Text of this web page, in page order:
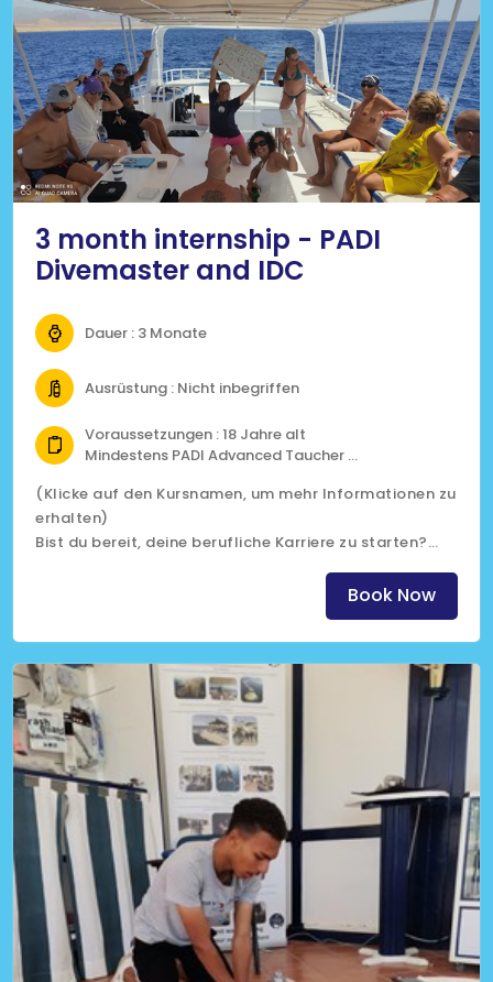
3 month internship - PADI
Divemaster and IDC
Dauer : 3 Monate
Ausrüstung : Nicht inbegriffen
Voraussetzungen : 18 Jahre alt
Mindestens PADI Advanced Taucher
(Klicke auf den Kursnamen, um mehr Informationen zu
erhalten)
Bist du bereit, deine berufliche Karriere zu starten?
Book Now